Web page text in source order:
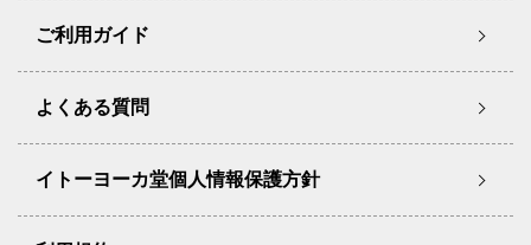
ご利用ガイド
よくある質問
イトーヨーカ堂個人情報保護方針